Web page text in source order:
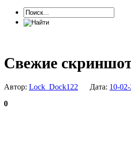
Свежие
Автор: Lock_Dock122 Дата: 10-
0